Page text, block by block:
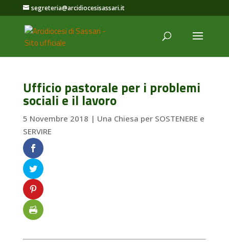
segreteria@arcidiocesisassari.it
Ufficio pastorale per i problemi
sociali e il lavoro
5 Novembre 2018 | Una Chiesa per SOSTENERE e
SERVIRE